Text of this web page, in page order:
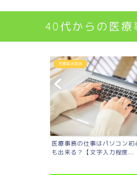
40代からの医療
医療事務業務
医療事務の仕事はパソコン初
も出来る？【文字入力程度...